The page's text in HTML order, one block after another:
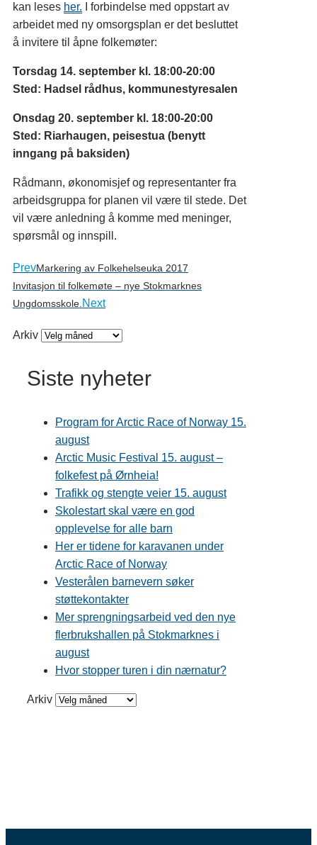
kan leses her. I forbindelse med oppstart av
arbeidet med ny omsorgsplan er det besluttet
å invitere til åpne folkemøter:
Torsdag 14. september kl. 18:00-20:00
Sted: Hadsel rådhus, kommunestyresalen
Onsdag 20. september kl. 18:00-20:00
Sted: Riarhaugen, peisestua (benytt
inngang på baksiden)
Rådmann, økonomisjef og representanter fra
arbeidsgruppa for planen vil være til stede. Det
vil være anledning å komme med meninger,
spørsmål og innspill.
PrevMarkering av Folkehelseuka 2017
Invitasjon til folkemøte – nye Stokmarknes
Ungdomsskole.Next
Arkiv
Siste nyheter
Program for Arctic Race of Norway 15.
august
Arctic Music Festival 15. august –
folkefest på Ørnheia!
Trafikk og stengte veier 15. august
Skolestart skal være en god
opplevelse for alle barn
Her er tidene for karavanen under
Arctic Race of Norway
Vesterålen barnevern søker
støttekontakter
Mer sprengningsarbeid ved den nye
flerbrukshallen på Stokmarknes i
august
Hvor stopper turen i din nærnatur?
Arkiv